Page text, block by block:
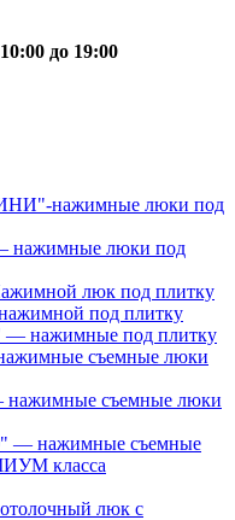
до 19:00
нажимные люки под
люки под
люк под плитку
под плитку
нажимные под плитку
съемные люки
съемные люки
— нажимные съемные
класса
люк с